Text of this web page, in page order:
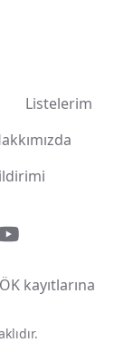
Listelerim
kayıtlarına